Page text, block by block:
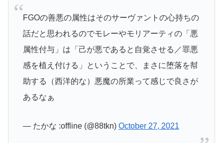
FGOの善悪の属性はそのサーヴァントの心持ちの
話だと思われるのでモレーやモリアーティの「悪
属性付与」は「己が悪であると自覚させる／罪悪
感を植え付ける」ということで、まさに堕落を幇
助する（西洋的な）悪魔の所業って感じで良さが
あるなぁ
— たかな :offline (@88tkn) October 27, 2021